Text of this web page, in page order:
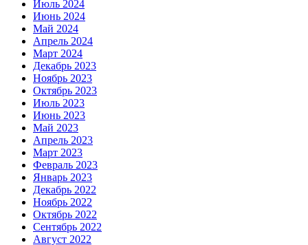
Июль 2024
Июнь 2024
Май 2024
Апрель 2024
Март 2024
Декабрь 2023
Ноябрь 2023
Октябрь 2023
Июль 2023
Июнь 2023
Май 2023
Апрель 2023
Март 2023
Февраль 2023
Январь 2023
Декабрь 2022
Ноябрь 2022
Октябрь 2022
Сентябрь 2022
Август 2022